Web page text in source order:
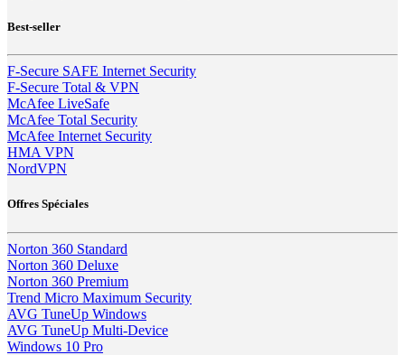
Best-seller
F-Secure SAFE Internet Security
F-Secure Total & VPN
McAfee LiveSafe
McAfee Total Security
McAfee Internet Security
HMA VPN
NordVPN
Offres Spéciales
Norton 360 Standard
Norton 360 Deluxe
Norton 360 Premium
Trend Micro Maximum Security
AVG TuneUp Windows
AVG TuneUp Multi-Device
Windows 10 Pro